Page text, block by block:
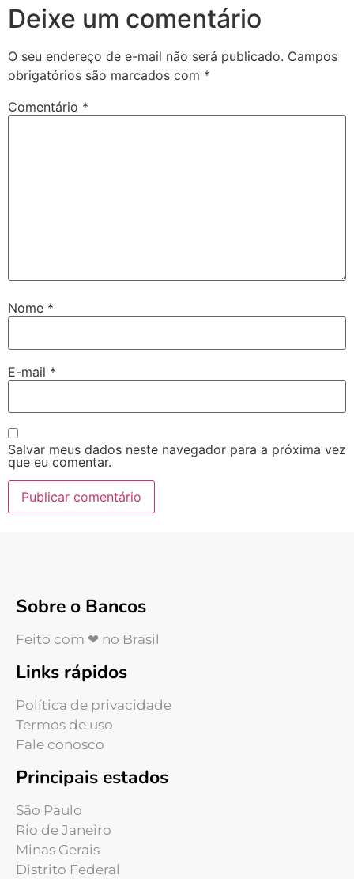
Deixe um comentário
O seu endereço de e-mail não será publicado. Campos
obrigatórios são marcados com *
Comentário *
Nome *
E-mail *
Salvar meus dados neste navegador para a próxima vez
que eu comentar.
Sobre o Bancos
Feito com ❤ no Brasil
Links rápidos
Política de privacidade
Termos de uso
Fale conosco
Principais estados
São Paulo
Rio de Janeiro
Minas Gerais
Distrito Federal